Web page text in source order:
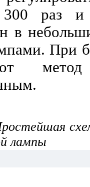
300 раз
в
При
метод
лампы